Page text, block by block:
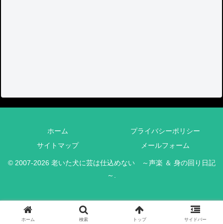
ホーム
プライバシーポリシー
サイトマップ
メールフォーム
© 2007-2026 老いた犬に芸は仕込めない ～声楽 ＆ 身の回り日記
～.
ホーム 検索 トップ サイドバー